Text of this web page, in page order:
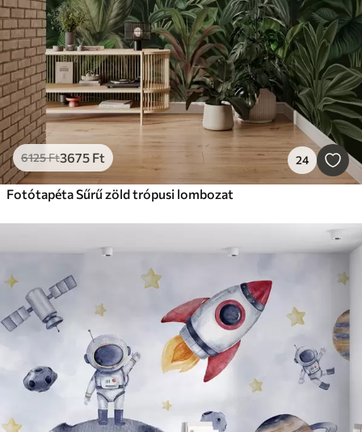
6125Ft3675 Ft 24
Fotótapéta Sűrű zöld trópusi lombozat